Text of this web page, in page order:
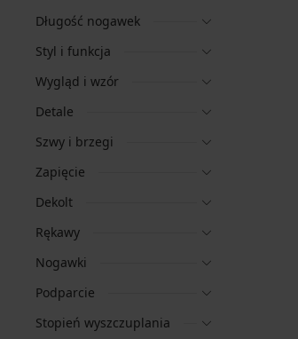
Długość nogawek
Styl i funkcja
Wygląd i wzór
Detale
Szwy i brzegi
Zapięcie
Dekolt
Rękawy
Nogawki
Podparcie
Stopień wyszczuplania